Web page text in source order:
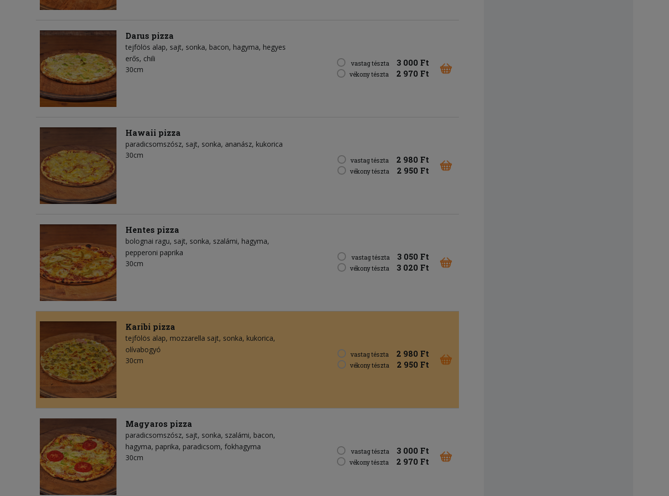
Darus pizza
tejfölös alap sajt sonka bacon hagyma hegyes
erős chili
30cm
vastag tészta 3 000 Ft
vékony tészta 2 970 Ft
Hawaii pizza
paradicsomszósz sajt sonka ananász kukorica
30cm
vastag tészta 2 980 Ft
vékony tészta 2 950 Ft
Hentes pizza
bolognai ragu sajt sonka szalámi hagyma
pepperoni paprika
30cm
vastag tészta 3 050 Ft
vékony tészta 3 020 Ft
Karibi pizza
tejfölös alap mozzarella sajt sonka kukorica
olívabogyó
30cm
vastag tészta 2 980 Ft
vékony tészta 2 950 Ft
Magyaros pizza
paradicsomszósz sajt sonka szalámi bacon
hagyma paprika paradicsom fokhagyma
30cm
vastag tészta 3 000 Ft
vékony tészta 2 970 Ft